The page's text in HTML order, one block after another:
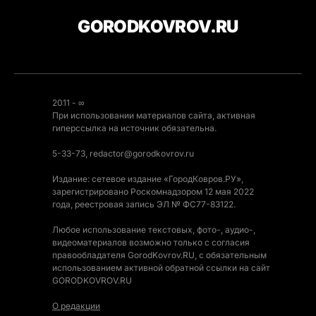
GORODKOVROV.RU
2011 - ∞
При использовании материалов сайта, активная
гиперссылка на источник обязательна.
5-33-73, redactor@gorodkovrov.ru
Издание: сетевое издание «ГородКовров.РУ»,
зарегистрировано Роскомнадзором 12 мая 2022
года, реестровая запись ЭЛ № ФС77-83122.
Любое использование текстовых, фото-, аудио-,
видеоматериалов возможно только с согласия
правообладателя GorodKovrov.RU, с обязательным
использованием активной обратной ссылки на сайт
GORODKOVROV.RU
О редакции